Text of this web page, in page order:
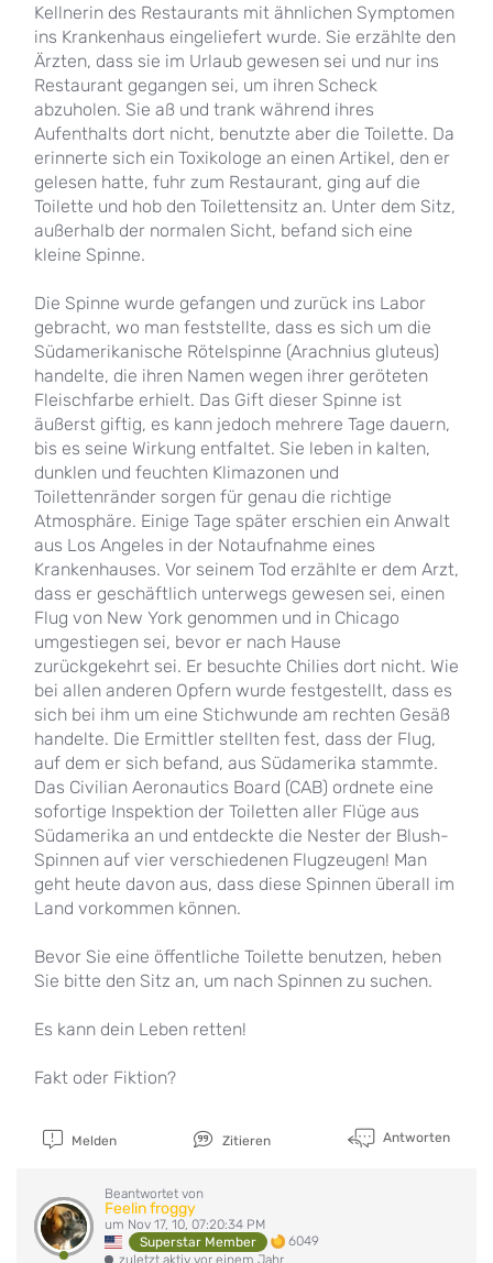
Kellnerin des Restaurants mit ähnlichen Symptomen
ins Krankenhaus eingeliefert wurde. Sie erzählte den
Ärzten, dass sie im Urlaub gewesen sei und nur ins
Restaurant gegangen sei, um ihren Scheck
abzuholen. Sie aß und trank während ihres
Aufenthalts dort nicht, benutzte aber die Toilette. Da
erinnerte sich ein Toxikologe an einen Artikel, den er
gelesen hatte, fuhr zum Restaurant, ging auf die
Toilette und hob den Toilettensitz an. Unter dem Sitz,
außerhalb der normalen Sicht, befand sich eine
kleine Spinne.
Die Spinne wurde gefangen und zurück ins Labor
gebracht, wo man feststellte, dass es sich um die
Südamerikanische Rötelspinne (Arachnius gluteus)
handelte, die ihren Namen wegen ihrer geröteten
Fleischfarbe erhielt. Das Gift dieser Spinne ist
äußerst giftig, es kann jedoch mehrere Tage dauern,
bis es seine Wirkung entfaltet. Sie leben in kalten,
dunklen und feuchten Klimazonen und
Toilettenränder sorgen für genau die richtige
Atmosphäre. Einige Tage später erschien ein Anwalt
aus Los Angeles in der Notaufnahme eines
Krankenhauses. Vor seinem Tod erzählte er dem Arzt,
dass er geschäftlich unterwegs gewesen sei, einen
Flug von New York genommen und in Chicago
umgestiegen sei, bevor er nach Hause
zurückgekehrt sei. Er besuchte Chilies dort nicht. Wie
bei allen anderen Opfern wurde festgestellt, dass es
sich bei ihm um eine Stichwunde am rechten Gesäß
handelte. Die Ermittler stellten fest, dass der Flug,
auf dem er sich befand, aus Südamerika stammte.
Das Civilian Aeronautics Board (CAB) ordnete eine
sofortige Inspektion der Toiletten aller Flüge aus
Südamerika an und entdeckte die Nester der Blush-
Spinnen auf vier verschiedenen Flugzeugen! Man
geht heute davon aus, dass diese Spinnen überall im
Land vorkommen können.
Bevor Sie eine öffentliche Toilette benutzen, heben
Sie bitte den Sitz an, um nach Spinnen zu suchen.
Es kann dein Leben retten!
Fakt oder Fiktion?
Melden Zitieren Antworten
Beantwortet von
Feelin froggy
um Nov 17, 10, 07:20:34 PM
Superstar Member
6049
zuletzt aktiv vor einem Jahr